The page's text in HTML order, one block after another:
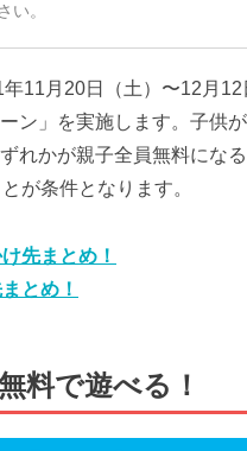
い。
11月20日（土）〜12月12
ン」を実施します。子供
れかが親子全員無料にな
が条件となります。
先まとめ！
とめ！
料で遊べる！